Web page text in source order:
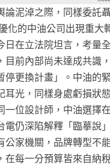
論泥淖之際，同樣委託
化的中油公司出現重大
日在立法院坦言，考量
目前內部尚未達成共識
停更換計畫」。中油的
耳光，同樣身處虧損狀
一位設計師，中油選擇
電仍深陷解釋「臨摹說
公家機關，品牌轉型不
在每一分預算皆來自納